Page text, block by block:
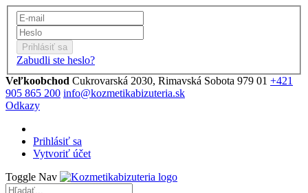
Prihlásiť sa
Zabudli ste heslo?
Veľkoobchod Cukrovarská 2030, Rimavská Sobota 979 01 +421
905 865 200 info@kozmetikabizuteria.sk
Odkazy
Prihlásiť sa
Vytvoriť účet
Toggle Nav